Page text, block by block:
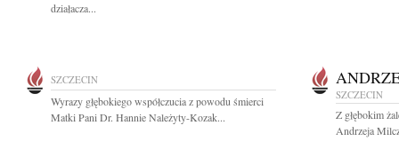
działacza...
SZCZECIN
Wyrazy głębokiego współczucia z powodu śmierci
Matki Pani Dr. Hannie Należyty-Kozak...
SZCZECIN
Z głębokim
Andrzeja